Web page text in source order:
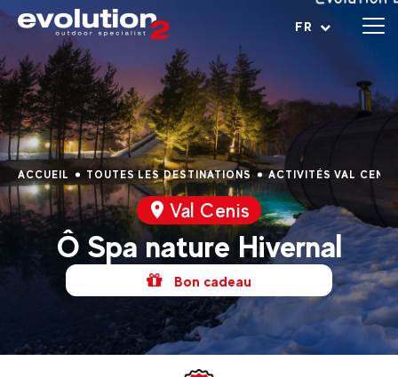
FR
Ouvrir le menu
ACCUEIL TOUTES LES DESTINATIONS ACTIVITÉS VAL CENIS
Val Cenis
Ô Spa nature Hivernal
Bon cadeau